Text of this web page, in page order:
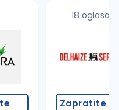
(koristite č, ć, š, đ,
pretrage
18 oglasa
Zapratite